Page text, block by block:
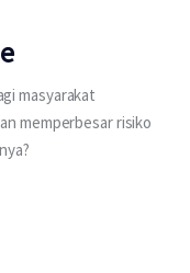
masyarakat
memperbesar risiko